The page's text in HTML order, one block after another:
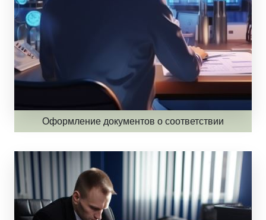
Оформление документов о соответствии